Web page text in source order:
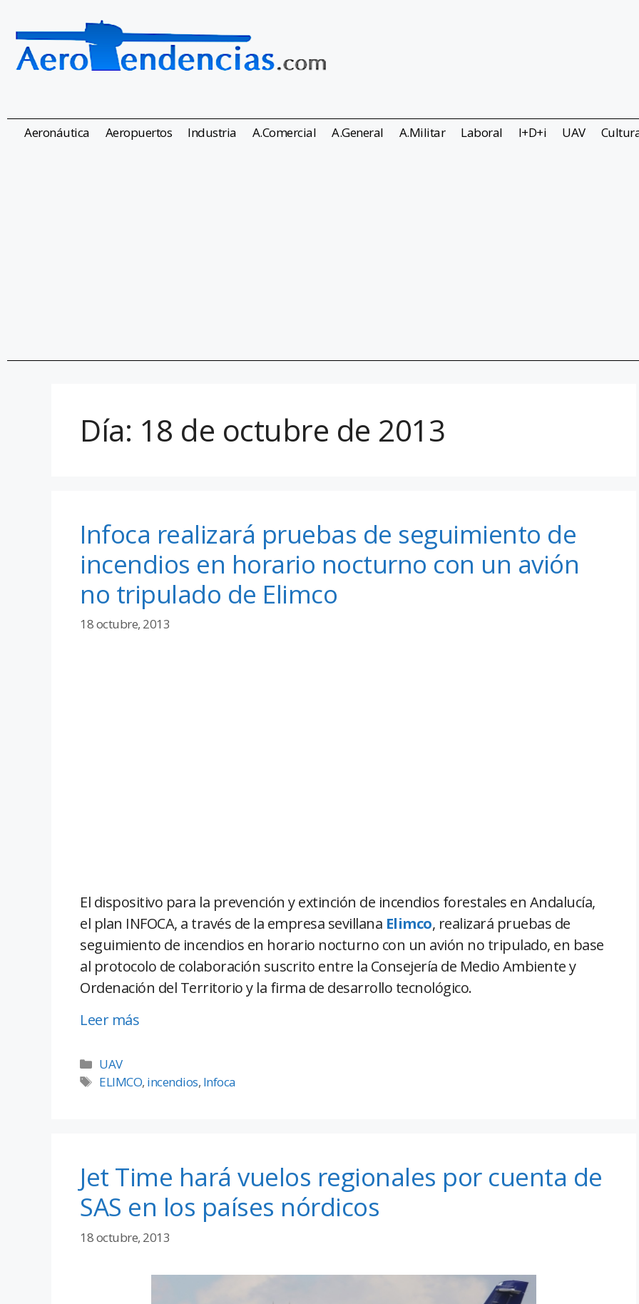
Aeronáutica Aeropuertos Industria A.Comercial A.General A.Militar Laboral I+D+i UAV
Día: 18 de octubre de 2013
Infoca realizará pruebas de seguimiento de
incendios en horario nocturno con un avión
no tripulado de Elimco
18 octubre, 2013
El dispositivo para la prevención y extinción de incendios forestales en Andalucía,
el plan INFOCA, a través de la empresa sevillana Elimco, realizará pruebas de
seguimiento de incendios en horario nocturno con un avión no tripulado, en base
al protocolo de colaboración suscrito entre la Consejería de Medio Ambiente y
Ordenación del Territorio y la firma de desarrollo tecnológico.
Leer más
UAV
ELIMCO, incendios, Infoca
Jet Time hará vuelos regionales por cuenta de
SAS en los países nórdicos
18 octubre, 2013